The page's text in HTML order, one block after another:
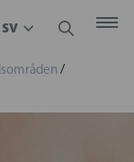
/